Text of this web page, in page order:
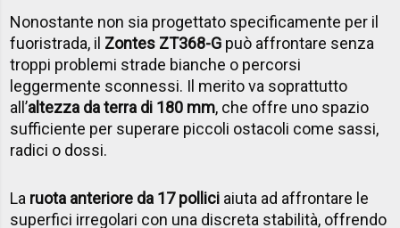
Nonostante non sia progettato specificamente per il
fuoristrada, il Zontes ZT368-G può affrontare senza
troppi problemi strade bianche o percorsi
leggermente sconnessi. Il merito va soprattutto
all’altezza da terra di 180 mm, che offre uno spazio
sufficiente per superare piccoli ostacoli come sassi,
radici o dossi.
La ruota anteriore da 17 pollici aiuta ad affrontare le
superfici irregolari con una discreta stabilità, offrendo